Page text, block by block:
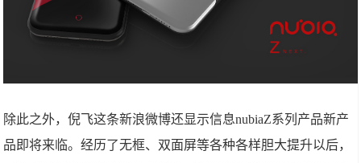
除此之外，倪飞这条新浪微博还显示信息nubiaZ系列产品新产
品即将来临。经历了无框、双面屏等各种各样胆大提升以后，